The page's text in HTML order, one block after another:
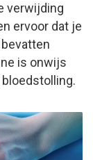
verwijding
ervoor dat je
is onwijs